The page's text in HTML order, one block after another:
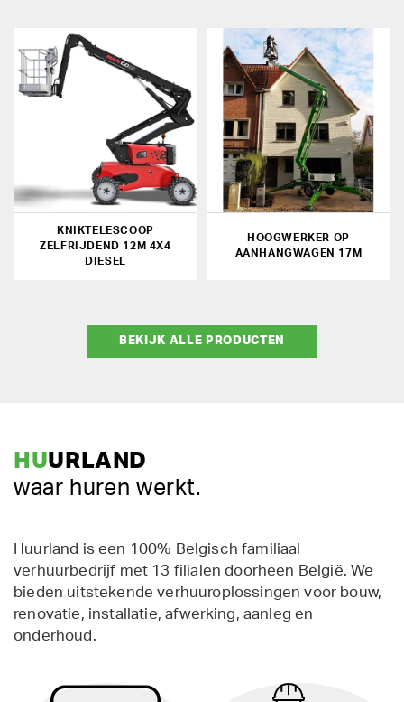
KNIKTELESCOOP
ZELFRIJDEND 12M 4X4
DIESEL
HOOGWERKER OP
AANHANGWAGEN 17M
BEKIJK ALLE PRODUCTEN
HUURLAND
waar huren werkt.
Huurland is een 100% Belgisch familiaal
verhuurbedrijf met 13 filialen doorheen België. We
bieden uitstekende verhuuroplossingen voor bouw,
renovatie, installatie, afwerking, aanleg en
onderhoud.